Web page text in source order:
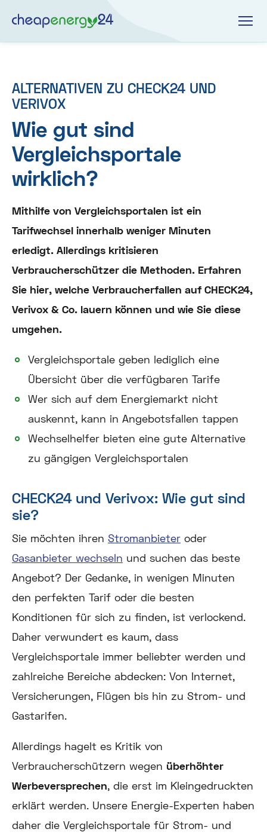
ALTERNATIVEN ZU CHECK24 UND
VERIVOX
Wie gut sind
Vergleichsportale
wirklich?
Mithilfe von Vergleichsportalen ist ein
Tarifwechsel innerhalb weniger Minuten
erledigt. Allerdings kritisieren
Verbraucherschützer die Methoden. Erfahren
Sie hier, welche Verbraucherfallen auf CHECK24,
Verivox & Co. lauern können und wie Sie diese
umgehen.
Vergleichsportale geben lediglich eine
Übersicht über die verfügbaren Tarife
Wer sich auf dem Energiemarkt nicht
auskennt, kann in Angebotsfallen tappen
Wechselhelfer bieten eine gute Alternative
zu gängigen Vergleichsportalen
CHECK24 und Verivox: Wie gut sind
sie?
Sie möchten ihren Stromanbieter oder
Gasanbieter wechseln und suchen das beste
Angebot? Der Gedanke, in wenigen Minuten
den perfekten Tarif oder die besten
Konditionen für sich zu finden, ist verlockend.
Daher verwundert es kaum, dass
Vergleichsportale immer beliebter werden und
zahlreiche Bereiche abdecken: Von Internet,
Versicherungen, Flügen bis hin zu Strom- und
Gastarifen.
Allerdings hagelt es Kritik von
Verbraucherschützern wegen überhöhter
Werbeversprechen, die erst im Kleingedruckten
erklärt werden. Unsere Energie-Experten haben
daher die Vergleichsportale für Strom- und